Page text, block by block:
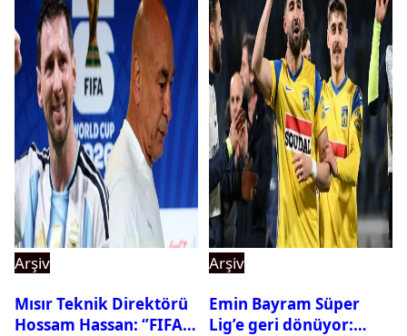
Arşiv
Mısır Teknik Direktörü
Hossam Hassan: ‘’FIFA,
Arşiv
Emin Bayram Süper
Lig’e geri dönüyor: